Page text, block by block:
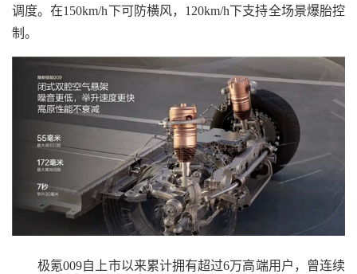
调度。在150km/h下可防横风，120km/h下支持全场景爆胎控
制。
极氪009自上市以来累计拥有超过6万高端用户，曾连续